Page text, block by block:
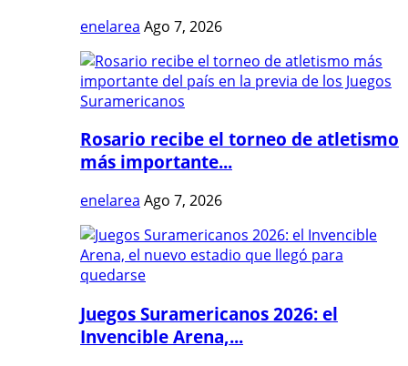
enelarea Ago 7, 2026
Rosario recibe el torneo de atletismo
más importante...
enelarea Ago 7, 2026
Juegos Suramericanos 2026: el
Invencible Arena,...